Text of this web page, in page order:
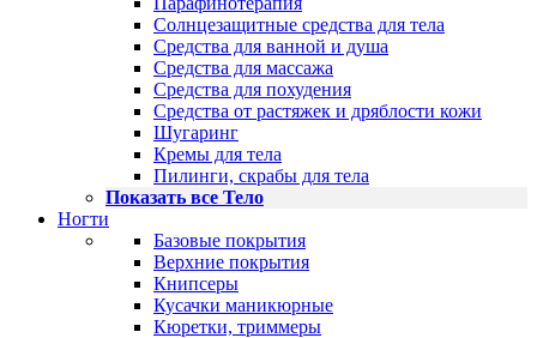
Солнцезащитные средства для тела
Средства для ванной и душа
Средства для массажа
Средства для похудения
Средства от растяжек и дряблости кожи
Шугаринг
Кремы для тела
Пилинги, скрабы для тела
Показать все Тело
Ногти
Базовые покрытия
Верхние покрытия
Книпсеры
Кусачки маникюрные
Кюретки, триммеры